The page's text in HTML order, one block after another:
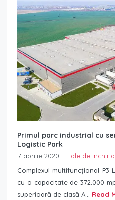
Primul parc industrial cu
Logistic Park
7 aprilie 2020
Hale de
Complexul multifuncțional P3
cu o capacitate de 372.000
superioară de clasă A... Read